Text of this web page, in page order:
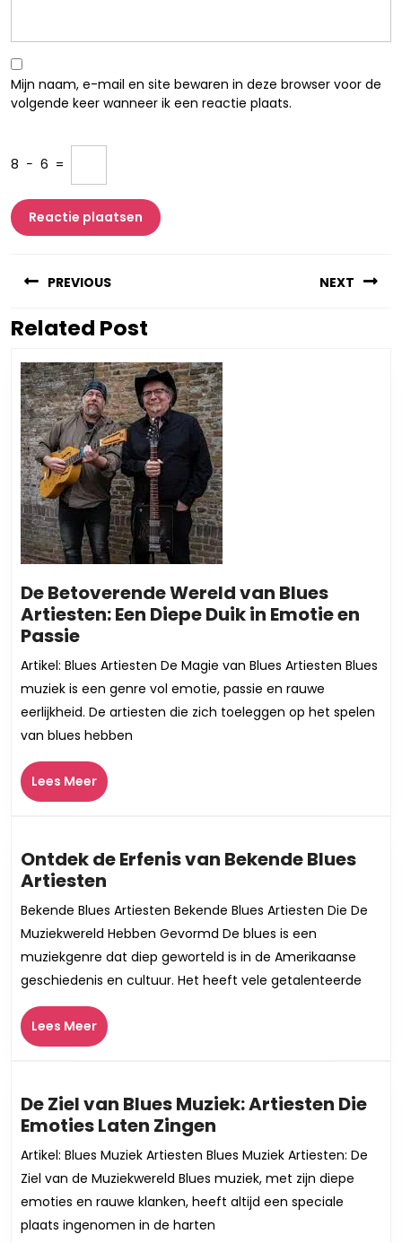
Mijn naam, e-mail en site bewaren in deze browser voor de
volgende keer wanneer ik een reactie plaats.
8 − 6 =
PREVIOUS
Vorig
NEXT
Related Post
De Betoverende Wereld van Blues
Artiesten: Een Diepe Duik in Emotie en
PassieDe
Betoverende
Wereld
van
Blues
Artiesten:
Een
Diepe
Duik
Emotie
en
Passie
Artikel: Blues Artiesten De Magie van Blues Artiesten Blues
muziek is een genre vol emotie, passie en rauwe
eerlijkheid. De artiesten die zich toeleggen op het spelen
van blues hebben
Lees MeerLees
Meer
Ontdek de Erfenis van Bekende Blues
Artiesten
de
Erfenis
van
Bekende
Blues
Bekende Blues Artiesten Bekende Blues Artiesten Die De
Muziekwereld Hebben Gevormd De blues is een
muziekgenre dat diep geworteld is in de Amerikaanse
geschiedenis en cultuur. Het heeft vele getalenteerde
Lees MeerLees
Meer
De Ziel van Blues Muziek: Artiesten Die
Emoties Laten Zingen
Ziel
van
Blues
Muziek:
Artikel: Blues Muziek Artiesten Blues Muziek Artiesten: De
Ziel van de Muziekwereld Blues muziek, met zijn diepe
emoties en rauwe klanken, heeft altijd een speciale
plaats ingenomen in de harten